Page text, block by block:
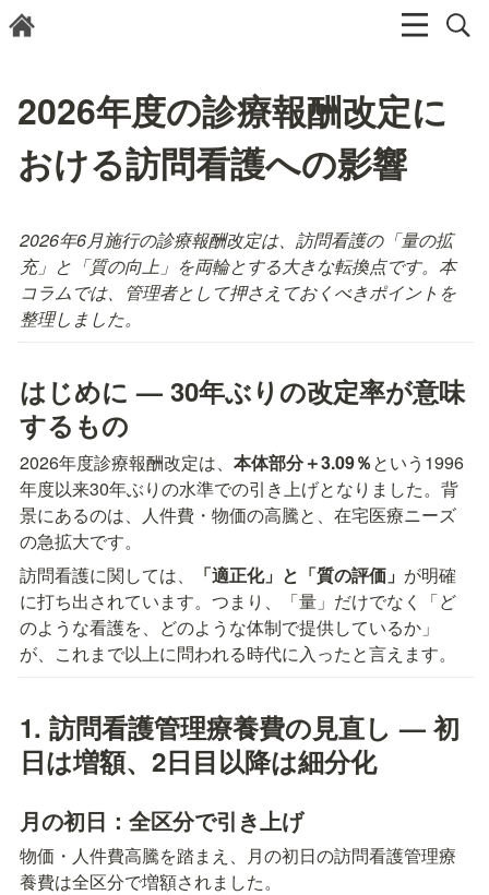
2026年度の診療報酬改定に
おける訪問看護への影響
2026年6月施行の診療報酬改定は、訪問看護の「量の拡
充」と「質の向上」を両輪とする大きな転換点です。本
コラムでは、管理者として押さえておくべきポイントを
整理しました。
はじめに — 30年ぶりの改定率が意味
するもの
2026年度診療報酬改定は、 本体部分＋3.09％という1996
年度以来30年ぶりの水準での引き上げとなりました。背
景にあるのは、人件費・物価の高騰と、在宅医療ニーズ
の急拡大です。
訪問看護に関しては、
「適正化」と「質の評価」 が明確
に打ち出されています。つまり、「量」だけでなく「ど
のような看護を、どのような体制で提供しているか」
が、これまで以上に問われる時代に入ったと言えます。
1. 訪問看護管理療養費の見直し — 初
日は増額、2日目以降は細分化
月の初日：全区分で引き上げ
物価・人件費高騰を踏まえ、月の初日の訪問看護管理療
養費は全区分で増額されました。